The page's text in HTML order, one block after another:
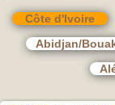
Côte d'Ivoire
Abidjan/